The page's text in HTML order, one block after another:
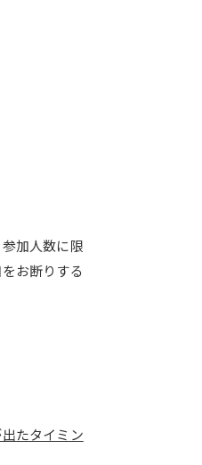
加人数に限
お断りする
たタイミン